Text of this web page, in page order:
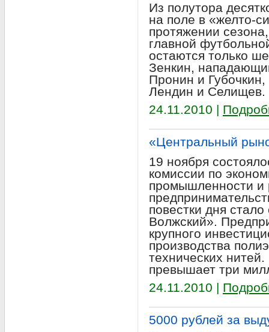
Из полутора
на поле в «желто-
протяжении
главной
остаются только
Зенкин,
Пронин и
Лендин и Селищев.
24.11.2010 |
«Центральный
19 ноября
комиссии по
промышленности и
повестки дня
Волжский».
крупного
производства
технических
превышает три
24.11.2010 |
5000 рублей за